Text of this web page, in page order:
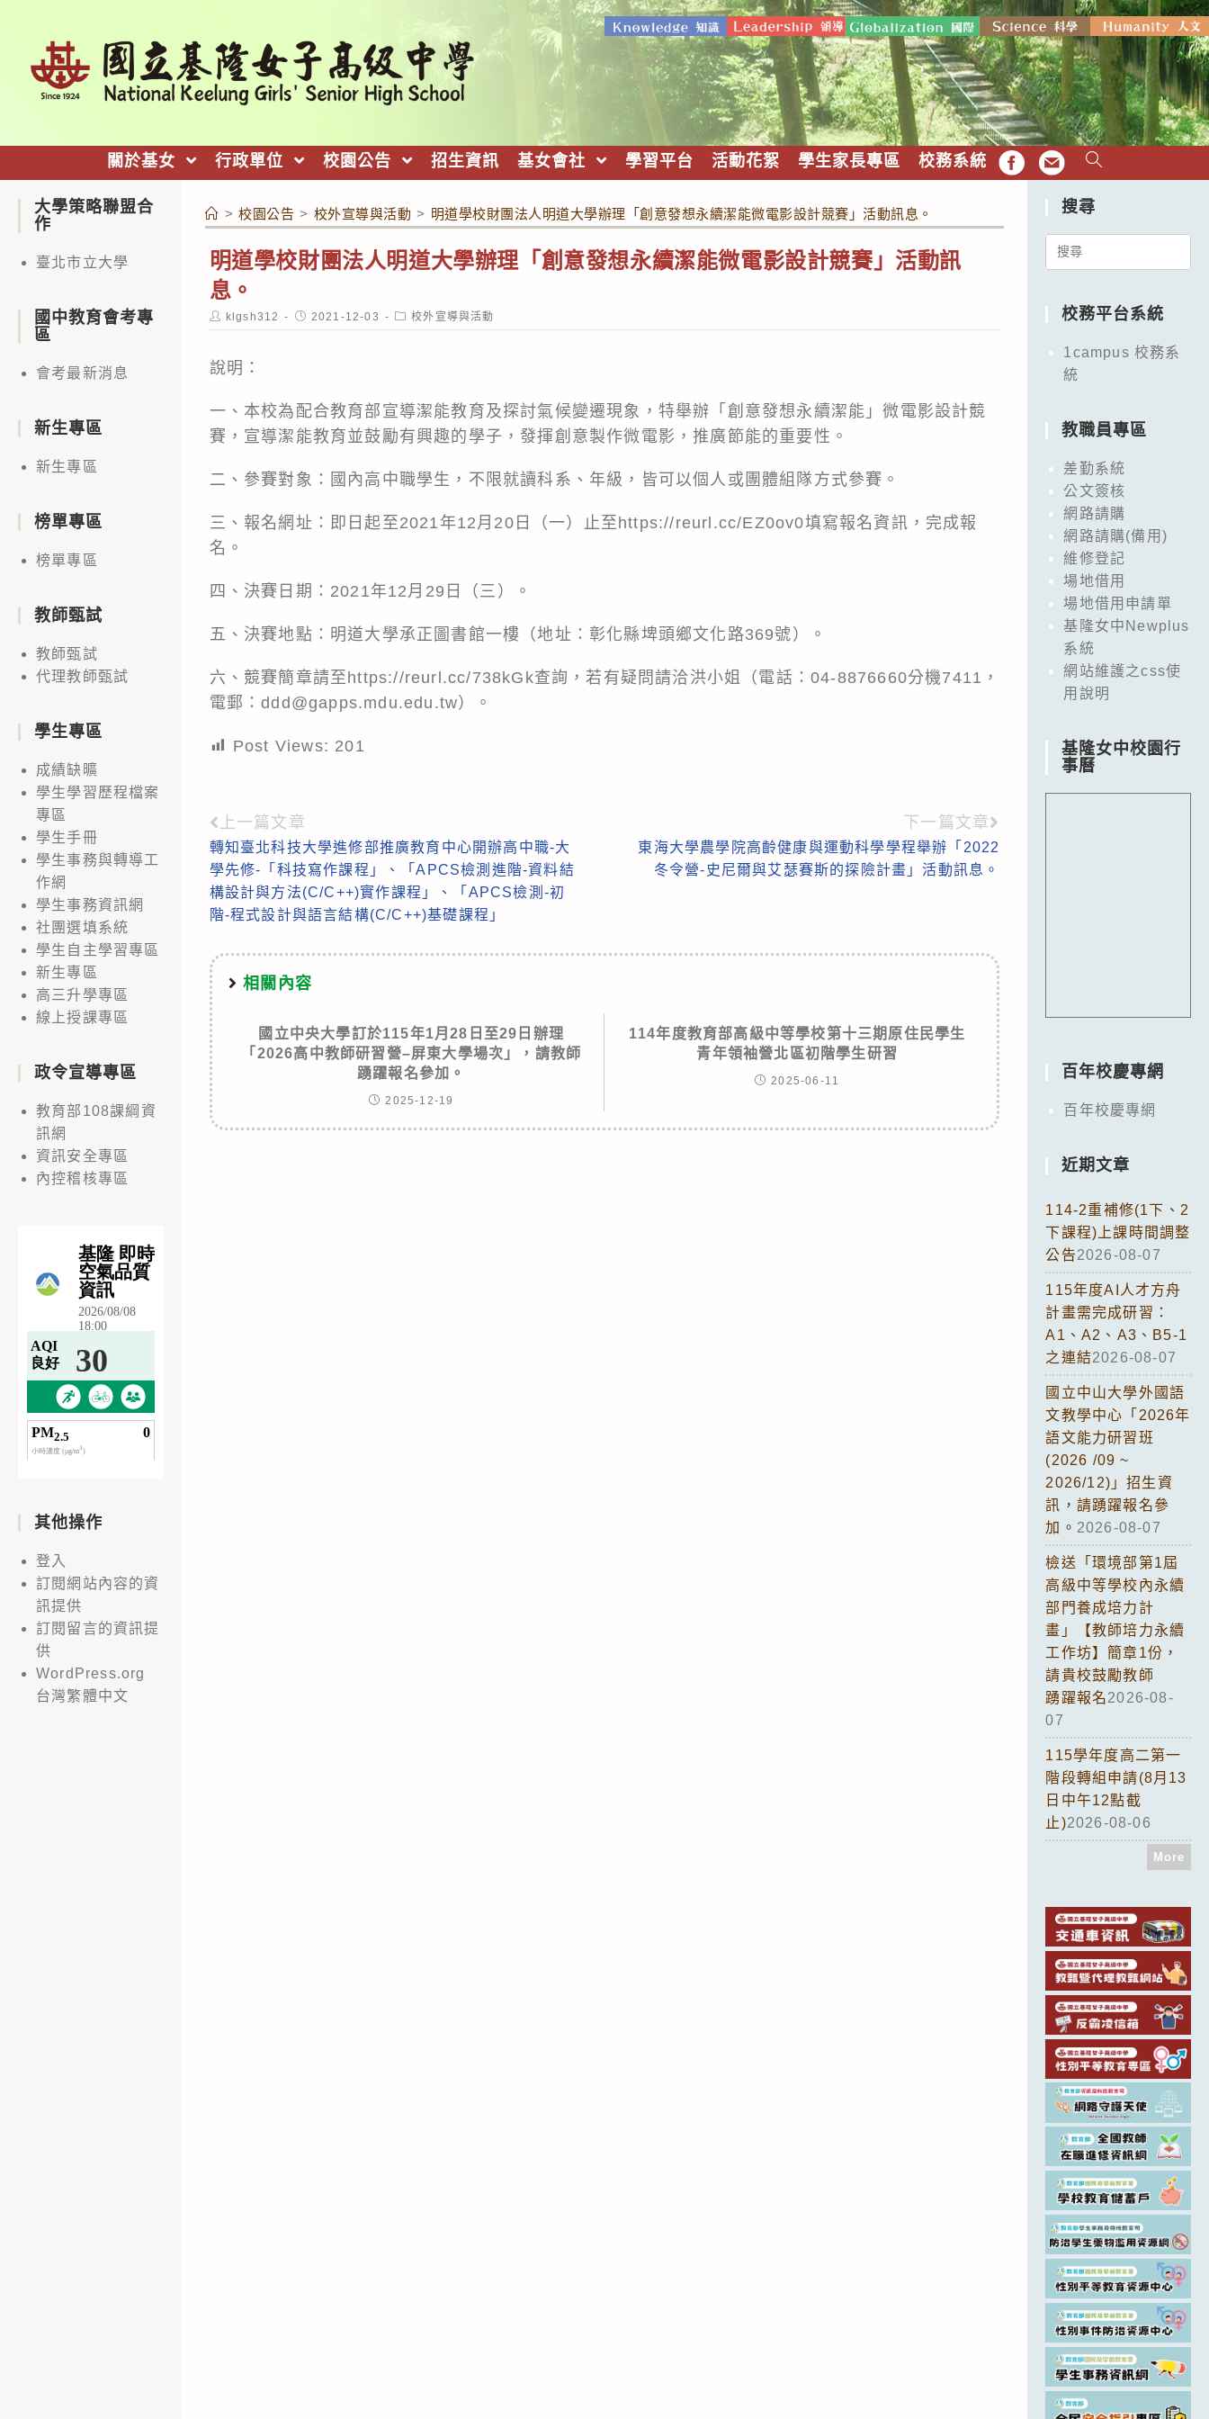
關於基女 行政單位 校園公告 招生資訊 基女會社 學習平台 活動花絮 學生家長專區 校務系統 FB EMAIL
> 校園公告 > 校外宣導與活動 > 明道學校財團法人明道大學辦理「創意發想永續潔能微電影設計競賽」活動訊息。
明道學校財團法人明道大學辦理「創意發想永續潔能微電影設計競賽」活動訊
息。
Post
author:
klgsh312
Post
published:
2021-12-03
Post
category:
校外宣導與活動
說明：
一、本校為配合教育部宣導潔能教育及探討氣候變遷現象，特舉辦「創意發想永續潔能」微電影設計競
賽，宣導潔能教育並鼓勵有興趣的學子，發揮創意製作微電影，推廣節能的重要性。
二、參賽對象：國內高中職學生，不限就讀科系、年級，皆可以個人或團體組隊方式參賽。
三、報名網址：即日起至2021年12月20日（一）止至https://reurl.cc/EZ0ov0填寫報名資訊，完成報
名。
四、決賽日期：2021年12月29日（三）。
五、決賽地點：明道大學承正圖書館一樓（地址：彰化縣埤頭鄉文化路369號）。
六、競賽簡章請至https://reurl.cc/738kGk查詢，若有疑問請洽洪小姐（電話：04-8876660分機7411，
電郵：ddd@gapps.mdu.edu.tw）。
Post Views: 201
Read
more
articles
上一篇文章
轉知臺北科技大學進修部推廣教育中心開辦高中職-大
學先修-「科技寫作課程」、「APCS檢測進階-資料結
構設計與方法(C/C++)實作課程」、「APCS檢測-初
階-程式設計與語言結構(C/C++)基礎課程」
下一篇文章
東海大學農學院高齡健康與運動科學學程舉辦「2022
冬令營-史尼爾與艾瑟賽斯的探險計畫」活動訊息。
相關內容
國立中央大學訂於115年1月28日至29日辦理
「2026高中教師研習營–屏東大學場次」，請教師
踴躍報名參加。
2025-12-19
114年度教育部高級中等學校第十三期原住民學生
青年領袖營北區初階學生研習
2025-06-11
大學策略聯盟合
作
臺北市立大學
國中教育會考專
區
會考最新消息
新生專區
新生專區
榜單專區
榜單專區
教師甄試
教師甄試
代理教師甄試
學生專區
成績缺曠
學生學習歷程檔案
專區
學生手冊
學生事務與轉導工
作網
學生事務資訊網
社團選填系統
學生自主學習專區
新生專區
高三升學專區
線上授課專區
政令宣導專區
教育部108課綱資
訊網
資訊安全專區
內控稽核專區
其他操作
登入
訂閱網站內容的資
訊提供
訂閱留言的資訊提
供
WordPress.org
台灣繁體中文
搜尋
Search
校務平台系統
1campus 校務系
統
教職員專區
差勤系統
公文簽核
網路請購
網路請購(備用)
維修登記
場地借用
場地借用申請單
基隆女中Newplus
系統
網站維護之css使
用說明
基隆女中校園行
事曆
百年校慶專網
百年校慶專網
近期文章
114-2重補修(1下、2
下課程)上課時間調整
公告2026-08-07
115年度AI人才方舟
計畫需完成研習：
A1、A2、A3、B5-1
之連結2026-08-07
國立中山大學外國語
文教學中心「2026年
語文能力研習班
(2026 /09 ~
2026/12)」招生資
訊，請踴躍報名參
加。 2026-08-07
檢送「環境部第1屆
高級中等學校內永續
部門養成培力計
畫」【教師培力永續
工作坊】簡章1份，
請貴校鼓勵教師
踴躍報名2026-08-
07
115學年度高二第一
階段轉組申請(8月13
日中午12點截
止)2026-08-06
More